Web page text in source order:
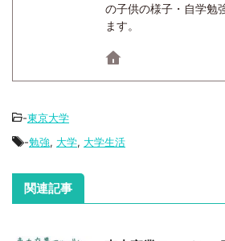
の子供の様子・自学勉
ます。
-東京大学
-勉強, 大学, 大学生活
関連記事